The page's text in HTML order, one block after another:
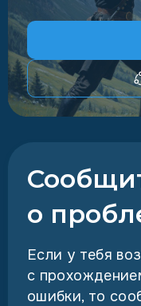
о
Если у тебя
с
ошибки, то